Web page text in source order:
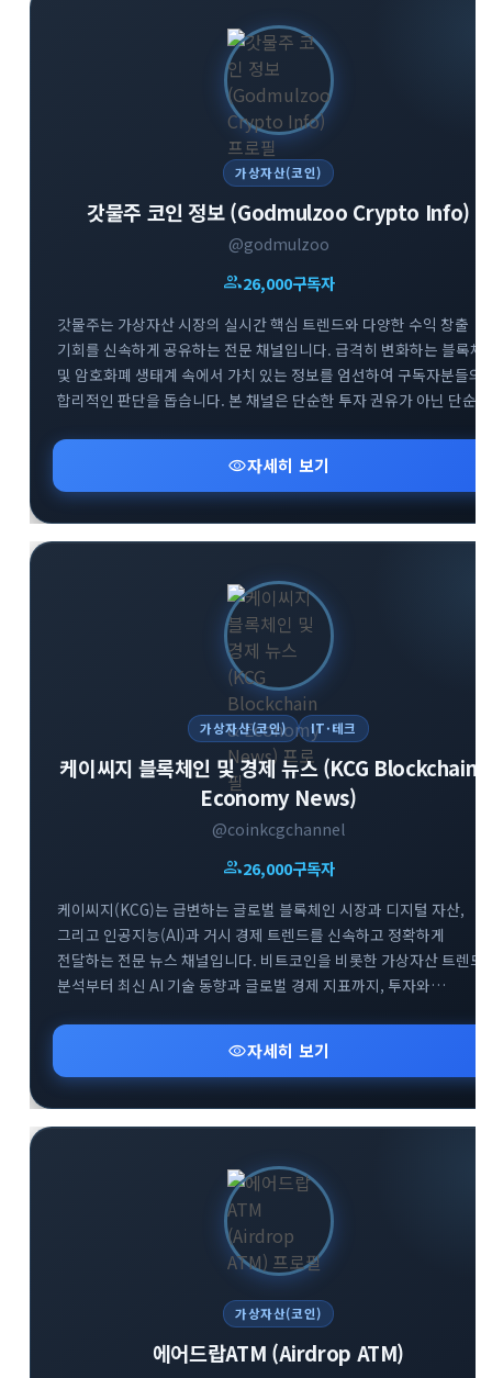
가상자산(코인)
갓물주 코인 정보 (Godmulzoo Crypto Info)
@godmulzoo
group26,000구독자
갓물주는 가상자산 시장의 실시간 핵심 트렌드와 다양한 수익 창출
기회를 신속하게 공유하는 전문 채널입니다. 급격히 변화하는 블록체
및 암호화폐 생태계 속에서 가치 있는 정보를 엄선하여 구독자분들의
합리적인 판단을 돕습니다. 본 채널은 단순한 투자 권유가 아닌 단순
투자 문화를 지향합니다. 시장의 흐름을 빠르게 파악하고 성공적인
투자 인사이트를 넓혀보세요.visibility자세히 보기
가상자산(코인) IT·테크
케이씨지 블록체인 및 경제 뉴스 (KCG Blockchain
Economy News)
@coinkcgchannel
group26,000구독자
케이씨지(KCG)는 급변하는 글로벌 블록체인 시장과 디지털 자산,
그리고 인공지능(AI)과 거시 경제 트렌드를 신속하고 정확하게
전달하는 전문 뉴스 채널입니다. 비트코인을 비롯한 가상자산 트렌드
분석부터 최신 AI 기술 동향과 글로벌 경제 지표까지, 투자와
웹사이트 및 소통방(카카오톡, 텔레그램 그룹)을 통해 커뮤니티
구성원들과 실시간으로 유익한 인사이트를 공유하고 있습니다.
변화하는 미래 기술과 금융 시장의 흐름을 가장 먼저 파악하고
성공적인 투자 전략을 수립해 보세요.
visibility자세히 보기
가상자산(코인)
에어드랍ATM (Airdrop ATM)